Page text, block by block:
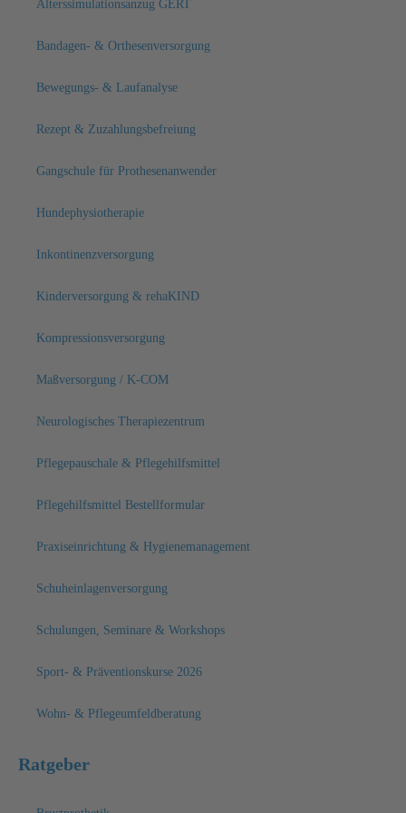
Alterssimulationsanzug GERT
Bandagen- & Orthesenversorgung
Bewegungs- & Laufanalyse
Rezept & Zuzahlungsbefreiung
Gangschule für Prothesenanwender
Hundephysiotherapie
Inkontinenzversorgung
Kinderversorgung & rehaKIND
Kompressionsversorgung
Maßversorgung / K-COM
Neurologisches Therapiezentrum
Pflegepauschale & Pflegehilfsmittel
Pflegehilfsmittel Bestellformular
Praxiseinrichtung & Hygienemanagement
Schuheinlagenversorgung
Schulungen, Seminare & Workshops
Sport- & Präventionskurse 2026
Wohn- & Pflegeumfeldberatung
Ratgeber